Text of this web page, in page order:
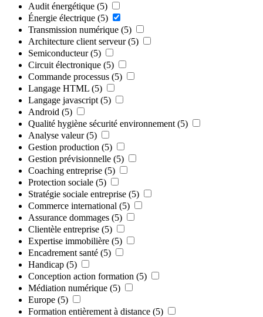
Audit énergétique (5)
Énergie électrique (5)
Transmission numérique (5)
Architecture client serveur (5)
Semiconducteur (5)
Circuit électronique (5)
Commande processus (5)
Langage HTML (5)
Langage javascript (5)
Android (5)
Qualité hygiène sécurité environnement (5)
Analyse valeur (5)
Gestion production (5)
Gestion prévisionnelle (5)
Coaching entreprise (5)
Protection sociale (5)
Stratégie sociale entreprise (5)
Commerce international (5)
Assurance dommages (5)
Clientèle entreprise (5)
Expertise immobilière (5)
Encadrement santé (5)
Handicap (5)
Conception action formation (5)
Médiation numérique (5)
Europe (5)
Formation entièrement à distance (5)